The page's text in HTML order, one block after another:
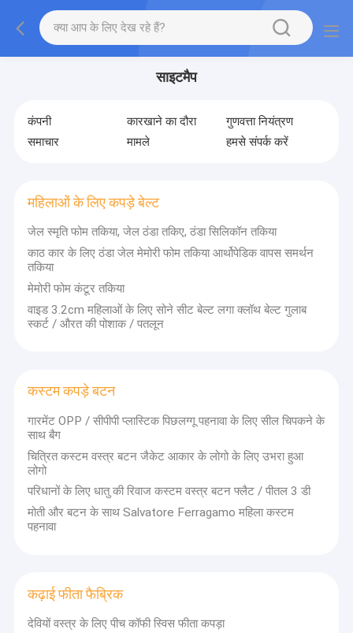
साइटमैप
कंपनी कारखाने का दौरा
गुणवत्ता नियंत्रण
समाचार
मामले हमसे संपर्क करें
महिलाओं के लिए कपड़े बेल्ट
जेल स्मृति फोम तकिया, जेल ठंडा तकिए, ठंडा सिलिकॉन तकिया
काठ कार के लिए ठंडा जेल मेमोरी फोम तकिया आर्थोपेडिक वापस समर्थन
तकिया
मेमोरी फोम कंटूर तकिया
वाइड 3.2cm महिलाओं के लिए सोने सीट बेल्ट लगा क्लॉथ बेल्ट गुलाब
स्कर्ट / औरत की पोशाक / पतलून
कस्टम कपड़े बटन
गारमेंट OPP / सीपीपी प्लास्टिक पिछलग्गू पहनावा के लिए सील चिपकने के
साथ बैग
चित्रित कस्टम वस्त्र बटन जैकेट आकार के लोगो के लिए उभरा हुआ
लोगो
परिधानों के लिए धातु की रिवाज कस्टम वस्त्र बटन फ्लैट / पीतल 3 डी
मोती और बटन के साथ Salvatore Ferragamo महिला कस्टम
पहनावा
कढ़ाई फीता फैब्रिक
देवियों वस्त्र के लिए पीच कॉफी स्विस फीता कपड़ा